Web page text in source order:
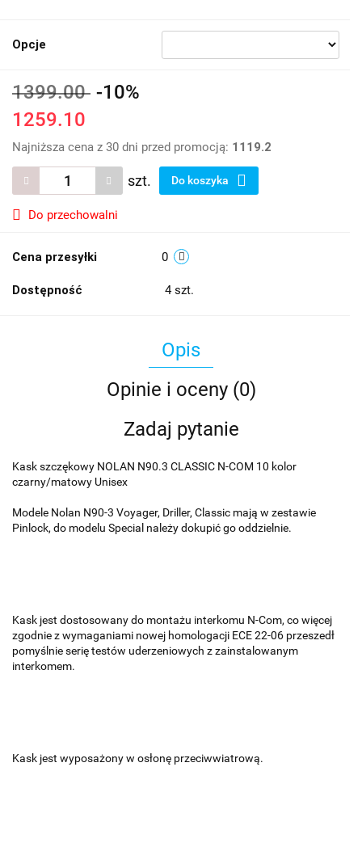
Opcje
1399.00 -10%
1259.10
Najniższa cena z 30 dni przed promocją: 1119.2
szt. Do koszyka
Do przechowalni
Cena przesyłki 0
Dostępność 4 szt.
Opis
Opinie i oceny (0)
Zadaj pytanie
Kask szczękowy NOLAN N90.3 CLASSIC N-COM 10 kolor
czarny/matowy Unisex
Modele Nolan N90-3 Voyager, Driller, Classic mają w zestawie
Pinlock, do modelu Special należy dokupić go oddzielnie.
Kask jest dostosowany do montażu interkomu N-Com, co więcej
zgodnie z wymaganiami nowej homologacji ECE 22-06 przeszedł
pomyślnie serię testów uderzeniowych z zainstalowanym
interkomem.
Kask jest wyposażony w osłonę przeciwwiatrową.